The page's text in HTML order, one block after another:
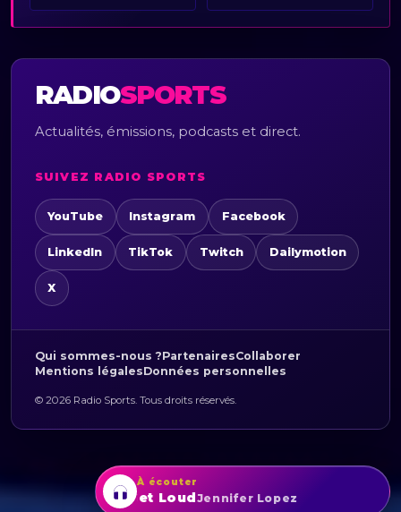
RADIOSPORTS
Actualités, émissions, podcasts et direct.
SUIVEZ RADIO SPORTS
YouTube Instagram Facebook
LinkedIn TikTok Twitch Dailymotion
X
Qui sommes-nous ?PartenairesCollaborer
Mentions légalesDonnées personnelles
© 2026 Radio Sports. Tous droits réservés.
À écouter
Let's Get LoudJennifer Lopez